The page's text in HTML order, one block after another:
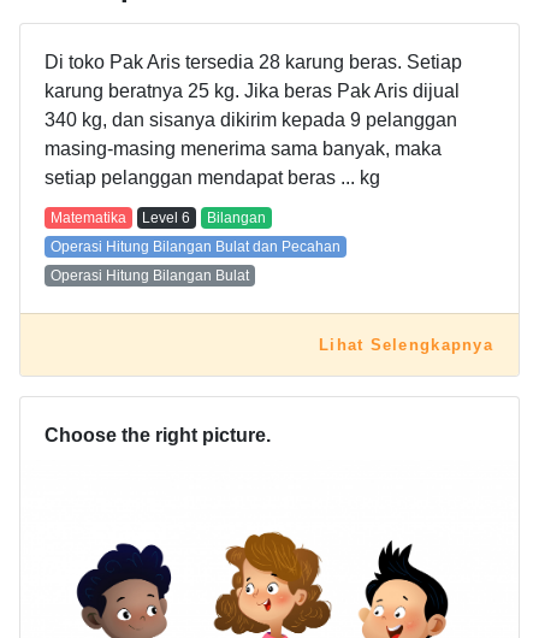
Di toko Pak Aris tersedia 28 karung beras. Setiap
karung beratnya 25 kg. Jika beras Pak Aris dijual
340 kg, dan sisanya dikirim kepada 9 pelanggan
masing-masing menerima sama banyak, maka
setiap pelanggan mendapat beras ... kg
Matematika Level 6
Bilangan
Operasi Hitung Bilangan Bulat dan Pecahan
Operasi Hitung Bilangan Bulat
Lihat Selengkapnya
Choose the right picture.